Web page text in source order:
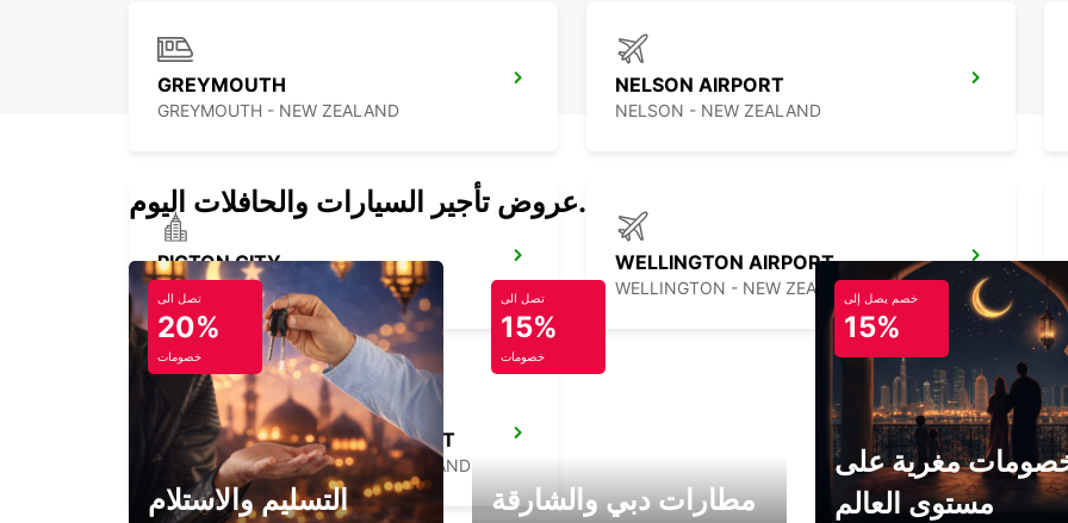
GREYMOUTH
GREYMOUTH - NEW ZEALAND
NELSON AIRPORT
NELSON - NEW ZEALAND
PICTON CITY
PICTON - NEW ZEALAND
WELLINGTON AIRPORT
WELLINGTON - NEW ZEALAND
PALMERSTON NORTH AIRPORT
PALMERSTON NORTH - NEW ZEALAND
عروض تأجير السيارات والحافلات اليوم.
تصل الى
20%
خصومات
التسليم والاستلام
تصل الى
15%
خصومات
مطارات دبي والشارقة
خصم يصل إلى
15%
مغرية على
مستوى العالم